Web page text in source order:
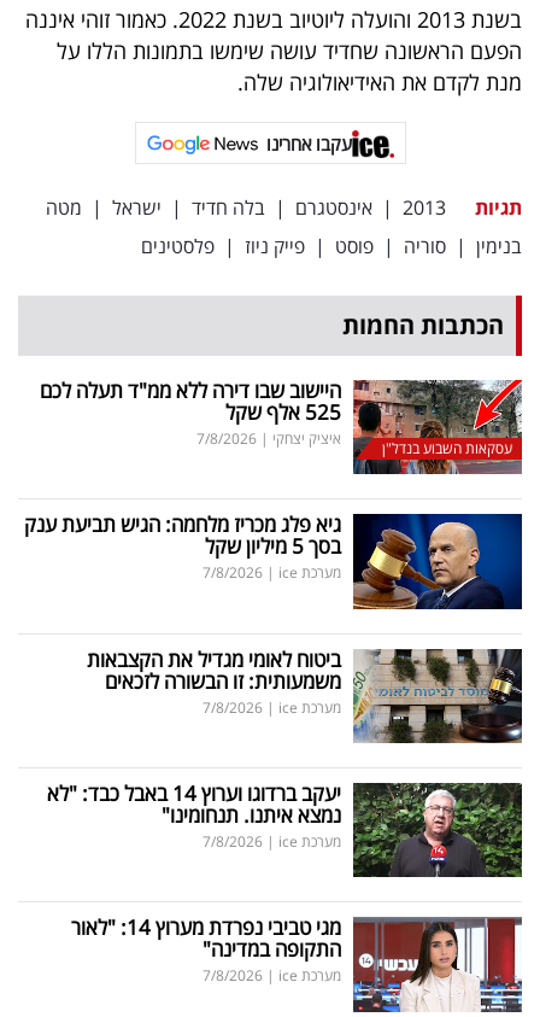
בשנת 2013 והועלה ליוטיוב בשנת 2022. כאמור זוהי איננה
הפעם הראשונה שחדיד עושה שימשו בתמונות הללו על
מנת לקדם את האידיאולוגיה שלה.
עקבו אחרינו
תגיות 2013
| אינסטגרם | בלה חדיד | ישראל | מטה
בנימין | סוריה | פוסט | פייק ניוז | פלסטינים
הכתבות החמות
עסקאות השבוע בנדל"ן
היישוב שבו דירה ללא ממ"ד תעלה לכם
525 אלף שקל
איציק יצחקי |
7/8/2026
גיא פלג מכריז מלחמה: הגיש תביעת ענק
בסך 5 מיליון שקל
מערכת ice |
7/8/2026
ביטוח לאומי מגדיל את הקצבאות
משמעותית: זו הבשורה לזכאים
מערכת ice |
7/8/2026
יעקב ברדוגו וערוץ 14 באבל כבד: "לא
נמצא איתנו. תנחומינו"
מערכת ice |
7/8/2026
מגי טביבי נפרדת מערוץ 14: "לאור
התקופה במדינה"
מערכת ice |
7/8/2026